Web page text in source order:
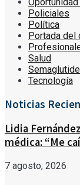
Policiales
Política
Portada del
Salud
Tecnología
Noticias
Lidia
médica: “Me
7 agosto, 2026